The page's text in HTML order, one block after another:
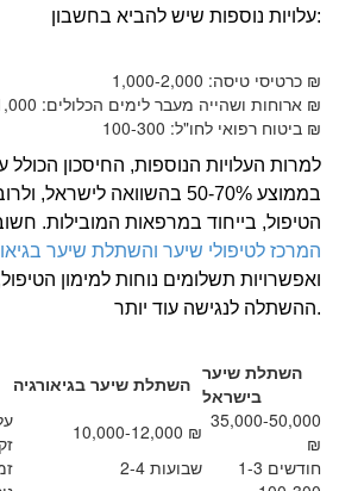
עלויות נוספות שיש להביא בחשבון:
כרטיסי טיסה: 1,000-2,000 ₪
ארוחות ושהייה מעבר לימים הכלולים: 500-1,000 ₪
ביטוח רפואי לחו"ל: 100-300 ₪
למרות העלויות הנוספות, החיסכון הכולל
בממוצע 50-70% בהשוואה
הטיפול, בייחוד במרפאות המובילות.
המרכז לטיפולי שיער והשתלת שיער
ואפשרויות תשלומים נוחות למימון
ההשתלה לנגישה עוד יותר.
השתלת שיער בגיאורגיה השתלת שיער
בישראל
10,000-12,000 ₪ 35,000-50,000
₪
2-4 שבועות
1-3 חודשים